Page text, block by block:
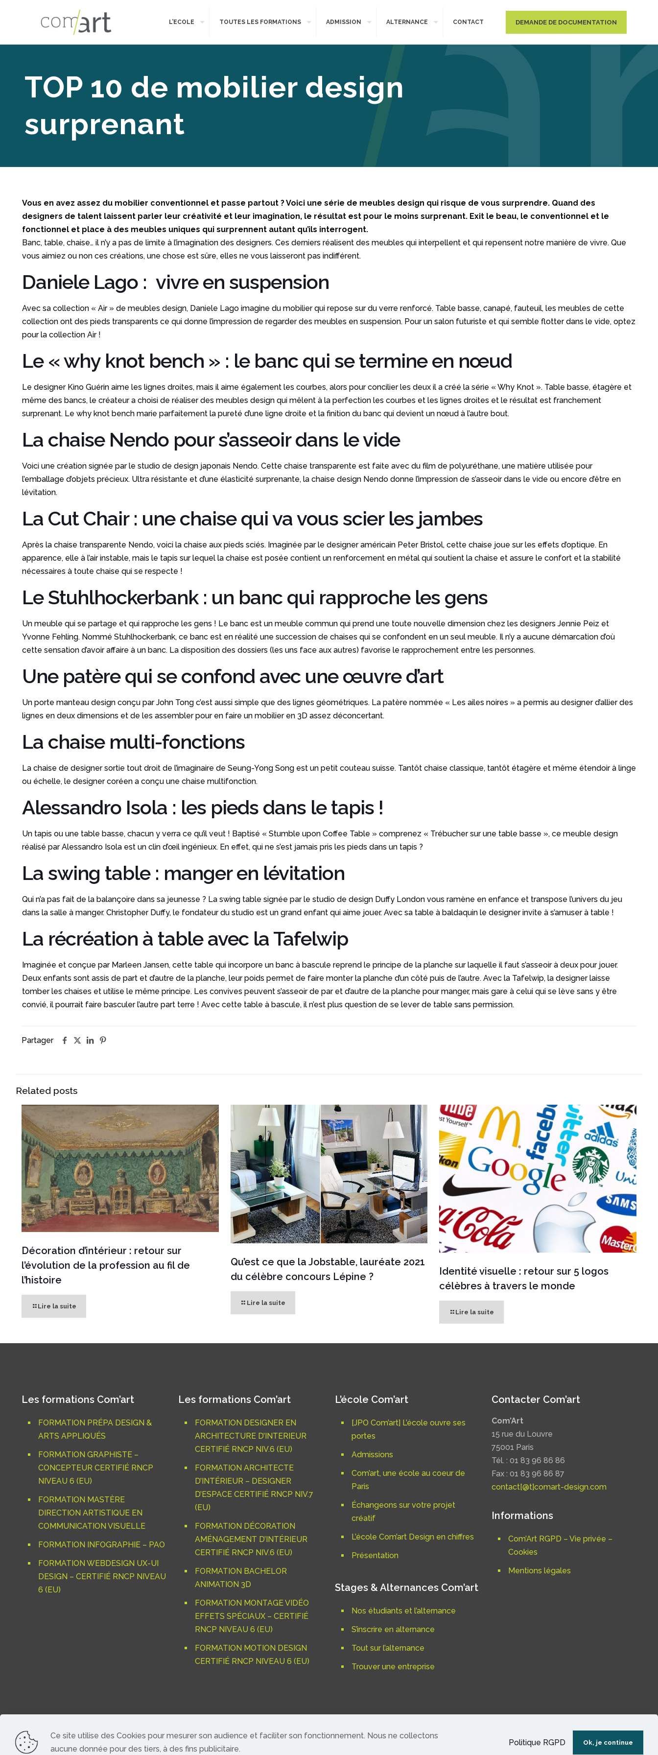
L’ECOLE TOUTES LES FORMATIONS ADMISSION ALTERNANCE CONTACT DEMANDE DE DOCUMENTATION
TOP 10 de mobilier design
surprenant
Vous en avez assez du mobilier conventionnel et passe partout ? Voici une série de meubles design qui risque de vous surprendre. Quand des
designers de talent laissent parler leur créativité et leur imagination, le résultat est pour le moins surprenant. Exit le beau, le conventionnel et le
fonctionnel et place à des meubles uniques qui surprennent autant qu’ils interrogent.
Banc, table, chaise… il n’y a pas de limite à l’imagination des designers. Ces derniers réalisent des meubles qui interpellent et qui repensent notre manière de vivre. Que
vous aimiez ou non ces créations, une chose est sûre, elles ne vous laisseront pas indifférent.
Daniele Lago : vivre en suspension
Avec sa collection « Air » de meubles design, Daniele Lago imagine du mobilier qui repose sur du verre renforcé. Table basse, canapé, fauteuil, les meubles de cette
collection ont des pieds transparents ce qui donne l’impression de regarder des meubles en suspension. Pour un salon futuriste et qui semble flotter dans le vide, optez
pour la collection Air !
Le « why knot bench » : le banc qui se termine en nœud
Le designer Kino Guérin aime les lignes droites, mais il aime également les courbes, alors pour concilier les deux il a créé la série « Why Knot ». Table basse, étagère et
même des bancs, le créateur a choisi de réaliser des meubles design qui mêlent à la perfection les courbes et les lignes droites et le résultat est franchement
surprenant. Le why knot bench marie parfaitement la pureté d’une ligne droite et la finition du banc qui devient un nœud à l’autre bout.
La chaise Nendo pour s’asseoir dans le vide
Voici une création signée par le studio de design japonais Nendo. Cette chaise transparente est faite avec du film de polyuréthane, une matière utilisée pour
l’emballage d’objets précieux. Ultra résistante et d’une élasticité surprenante, la chaise design Nendo donne l’impression de s’asseoir dans le vide ou encore d’être en
lévitation.
La Cut Chair : une chaise qui va vous scier les jambes
Après la chaise transparente Nendo, voici la chaise aux pieds sciés. Imaginée par le designer américain Peter Bristol, cette chaise joue sur les effets d’optique. En
apparence, elle à l’air instable, mais le tapis sur lequel la chaise est posée contient un renforcement en métal qui soutient la chaise et assure le confort et la stabilité
nécessaires à toute chaise qui se respecte !
Le Stuhlhockerbank : un banc qui rapproche les gens
Un meuble qui se partage et qui rapproche les gens ! Le banc est un meuble commun qui prend une toute nouvelle dimension chez les designers Jennie Peiz et
Yvonne Fehling. Nommé Stuhlhockerbank, ce banc est en réalité une succession de chaises qui se confondent en un seul meuble. Il n’y a aucune démarcation d’où
cette sensation d’avoir affaire à un banc. La disposition des dossiers (les uns face aux autres) favorise le rapprochement entre les personnes.
Une patère qui se confond avec une œuvre d’art
Un porte manteau design conçu par John Tong c’est aussi simple que des lignes géométriques. La patère nommée « Les ailes noires » a permis au designer d’allier des
lignes en deux dimensions et de les assembler pour en faire un mobilier en 3D assez déconcertant.
La chaise multi-fonctions
La chaise de designer sortie tout droit de l’imaginaire de Seung-Yong Song est un petit couteau suisse. Tantôt chaise classique, tantôt étagère et même étendoir à linge
ou échelle, le designer coréen a conçu une chaise multifonction.
Alessandro Isola : les pieds dans le tapis !
Un tapis ou une table basse, chacun y verra ce qu’il veut ! Baptisé « Stumble upon Coffee Table » comprenez « Trébucher sur une table basse », ce meuble design
réalisé par Alessandro Isola est un clin d’œil ingénieux. En effet, qui ne s’est jamais pris les pieds dans un tapis ?
La swing table : manger en lévitation
Qui n’a pas fait de la balançoire dans sa jeunesse ? La swing table signée par le studio de design Duffy London vous ramène en enfance et transpose l’univers du jeu
dans la salle à manger. Christopher Duffy, le fondateur du studio est un grand enfant qui aime jouer. Avec sa table à baldaquin le designer invite à s’amuser à table !
La récréation à table avec la Tafelwip
Imaginée et conçue par Marleen Jansen, cette table qui incorpore un banc à bascule reprend le principe de la planche sur laquelle il faut s’asseoir à deux pour jouer.
Deux enfants sont assis de part et d’autre de la planche, leur poids permet de faire monter la planche d’un côté puis de l’autre. Avec la Tafelwip, la designer laisse
tomber les chaises et utilise le même principe. Les convives peuvent s’asseoir de par et d’autre de la planche pour manger, mais gare à celui qui se lève sans y être
convié, il pourrait faire basculer l’autre part terre ! Avec cette table à bascule, il n’est plus question de se lever de table sans permission.
Partager
Related posts
Décoration d’intérieur : retour sur
l’évolution de la profession au fil de
l’histoire
Lire la suite
Qu’est ce que la Jobstable, lauréate 2021
du célèbre concours Lépine ?
Lire la suite
Identité visuelle : retour sur 5 logos
célèbres à travers le monde
Lire la suite
Les formations Com’art
FORMATION PRÉPA DESIGN &
ARTS APPLIQUÉS
FORMATION GRAPHISTE –
CONCEPTEUR CERTIFIÉ RNCP
NIVEAU 6 (EU)
FORMATION MASTÈRE
DIRECTION ARTISTIQUE EN
COMMUNICATION VISUELLE
FORMATION INFOGRAPHIE – PAO
FORMATION WEBDESIGN UX-UI
DESIGN – CERTIFIÉ RNCP NIVEAU
6 (EU)
Les formations Com’art
FORMATION DESIGNER EN
ARCHITECTURE D’INTERIEUR
CERTIFIÉ RNCP NIV.6 (EU)
FORMATION ARCHITECTE
D’INTÉRIEUR – DESIGNER
D’ESPACE CERTIFIÉ RNCP NIV.7
(EU)
FORMATION DÉCORATION
AMÉNAGEMENT D’INTÉRIEUR
CERTIFIÉ RNCP NIV.6 (EU)
FORMATION BACHELOR
ANIMATION 3D
FORMATION MONTAGE VIDÉO
EFFETS SPÉCIAUX – CERTIFIÉ
RNCP NIVEAU 6 (EU)
FORMATION MOTION DESIGN
CERTIFIÉ RNCP NIVEAU 6 (EU)
L’école Com’art
[JPO Com’art] L’école ouvre ses
portes
Admissions
Com’art, une école au coeur de
Paris
Échangeons sur votre projet
créatif
L’école Com’art Design en chiffres
Présentation
Stages & Alternances Com’art
Nos étudiants et l’alternance
S’inscrire en alternance
Tout sur l’alternance
Trouver une entreprise
Contacter Com’art
Com’Art
15 rue du Louvre
75001 Paris
Tél. : 01 83 96 86 86
Fax : 01 83 96 86 87
contact[@t]comart-design.com
Informations
Com’Art RGPD – Vie privée –
Cookies
Mentions légales
© 2025-26 Com'Art. tous droits reservés - création & développements
Ce site utilise des Cookies pour mesurer son audience et faciliter son fonctionnement. Nous ne collectons
aucune donnée pour des tiers, à des fins publicitaire.
Politique RGPD Ok, je continue